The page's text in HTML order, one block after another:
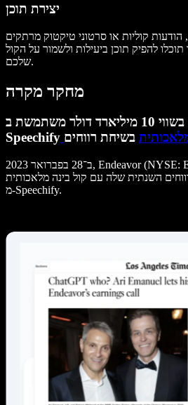
יצירת תוכן
קוליות או סרטוני טיקטוק מרתקים
להפיק תוכן ביעילות ולשמור על הקול
שלכם.
מחקר מקרה
חברה ציבורית בשווי 10 מיליארד דולר משתמשת ב-
Speechify בשיחת רווחים
ב־28 בפברואר 2023, Endeavor (NYSE: EDR) עשתה היסטוריה
השנתית שלה עם קול בינה מלאכותית
מ-Speechify.